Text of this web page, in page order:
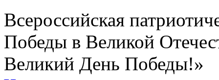
Всероссийская
Победы в Великой
Великий День Победы!»